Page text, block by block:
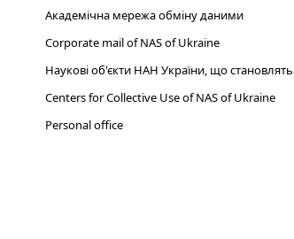
Академічна мережа обміну даними
Corporate mail of NAS of Ukraine
Наукові об'єкти НАН України, що
Centers for Collective Use of NAS of Ukraine
Personal office